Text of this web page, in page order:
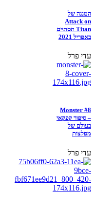
המנגה של
Attack on
Titan תסתיים
באפריל 2021
עדי פרל
Monster #8
– סיפור קפקאי
בעולם של
מפלצות
עדי פרל